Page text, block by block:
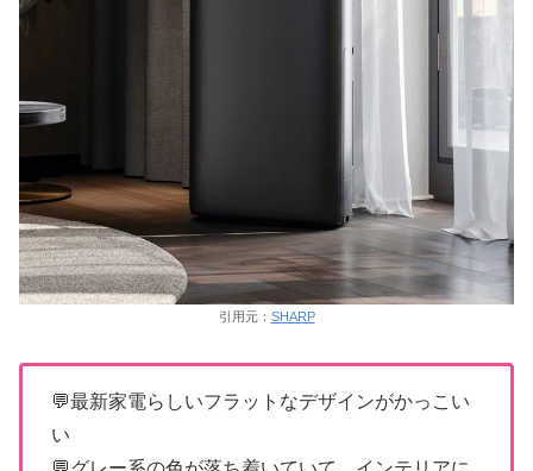
引用元： SHARP
💬最新家電らしいフラットなデザインがかっこい
い